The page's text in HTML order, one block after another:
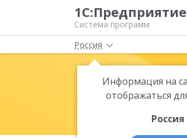
Система программ
Россия
Информация на
отображаться
Россия